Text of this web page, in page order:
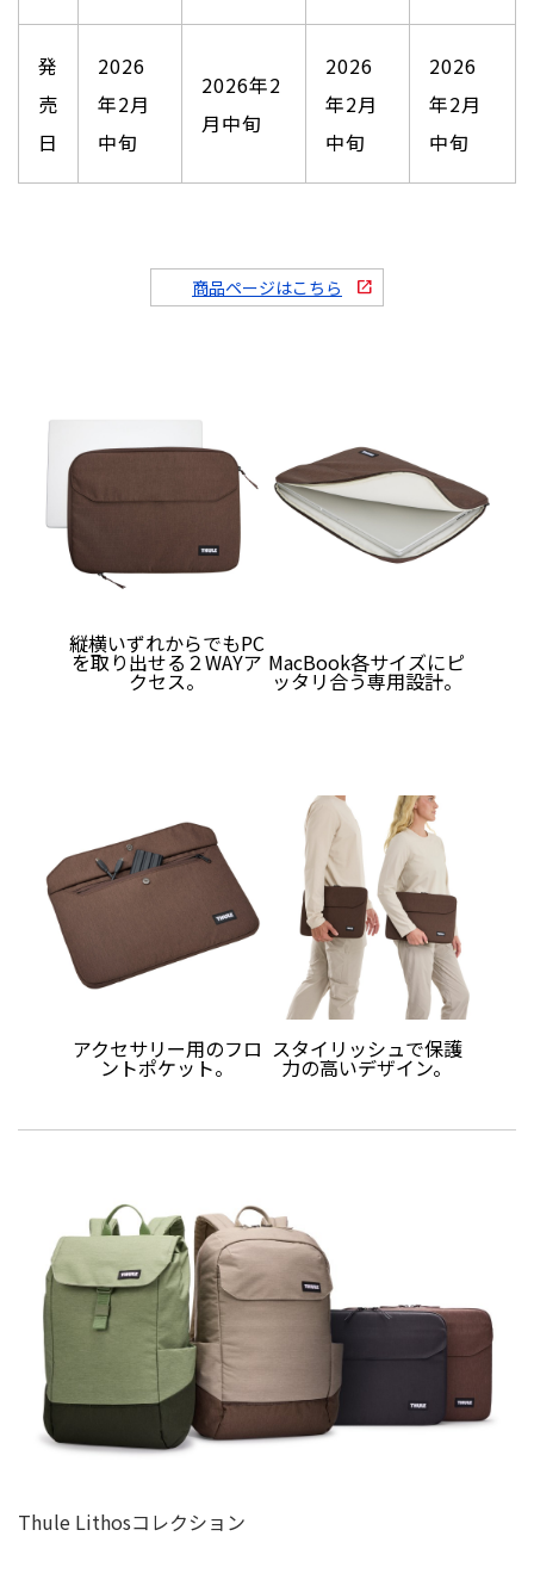
発
売
日
2026
年2月
中旬
2026年2
月中旬
2026
年2月
中旬
2026
年2月
中旬
商品ページはこちら open_in_new
縦横いずれからでもPC
を取り出せる２WAYア
クセス。
MacBook各サイズにピ
ッタリ合う専用設計。
アクセサリー用のフロ
ントポケット。
スタイリッシュで保護
力の高いデザイン。
Thule Lithosコレクション